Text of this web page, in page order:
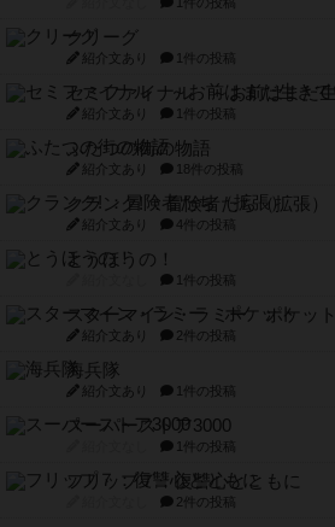
クリーグ
紹介文あり 1件の投稿
セミファイナル ～お前はまだ生
紹介文あり 1件の投稿
ふたつの街の物語
紹介文あり 18件の投稿
クランク! ：冒険者たち（拡張）
紹介文あり 4件の投稿
とうほうの！
1件の投稿
スターマイン・ラミー ポケット
紹介文あり 2件の投稿
海兵隊
紹介文あり 1件の投稿
スーパーストア3000
1件の投稿
フリップ７：復讐心とともに
2件の投稿